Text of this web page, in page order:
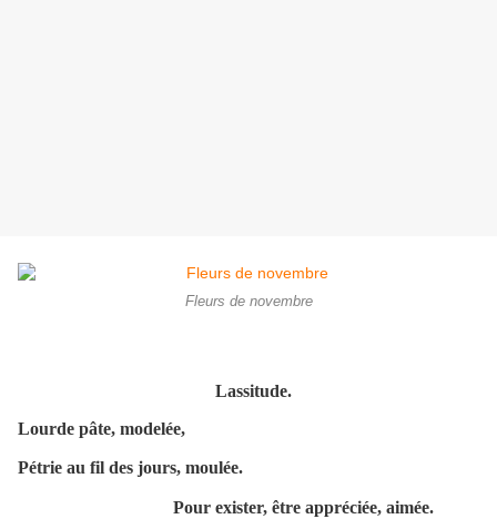
Fleurs de novembre
Lassitude.
Lourde pâte, modelée,
Pétrie au fil des jours, moulée.
Pour exister, être appréciée, aimée.